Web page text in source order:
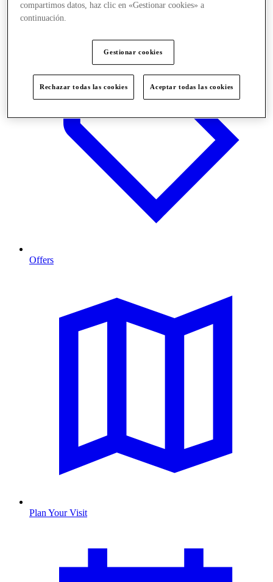
Stores
Offers
Plan Your Visit
compartimos datos, haz clic en «Gestionar cookies» a
continuación.
Gestionar cookies
Rechazar todas las cookies Aceptar todas las cookies